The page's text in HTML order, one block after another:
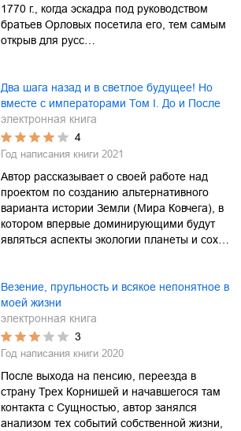
1770 г., когда эскадра под руководством
братьев Орловых посетила его, тем самым
открыв для русс…
Два шага назад и в светлое будущее! Но
вместе с императорами Том I. До и После
электронная книга
4
Год написания книги 2021
Автор рассказывает о своей работе над
проектом по созданию альтернативного
варианта истории Земли (Мира Ковчега), в
котором впервые доминирующими будут
являться аспекты экологии планеты и сох…
Везение, прульность и всякое непонятное в
моей жизни
электронная книга
3
Год написания книги 2020
После выхода на пенсию, переезда в
страну Трех Корнишей и начавшегося там
контакта с Сущностью, автор занялся
анализом тех событий собственной жизни,